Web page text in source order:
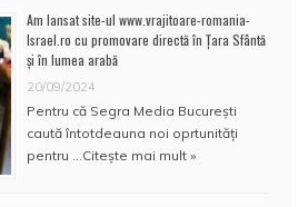
Am lansat site-ul www.vrajitoare-romania-
Israel.ro cu promovare directă în Țara Sfântă
și în lumea arabă
20/09/2024
Pentru că Segra Media București
caută întotdeauna noi oprtunități
pentru …Citește mai mult »